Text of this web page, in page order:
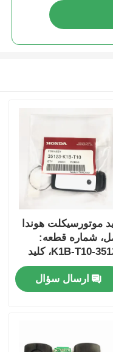
موتورسیکلت هوندا
شماره قطعه:
35123-K1B-T10، کلید
سه دکمه
FSK433.92MHz با چیپ
ارسال سؤال